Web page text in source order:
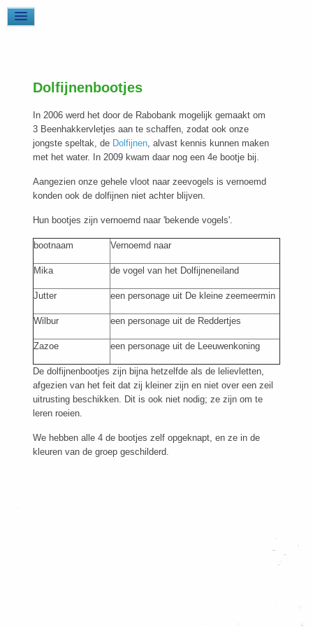
Dolfijnenbootjes
In 2006 werd het door de Rabobank mogelijk gemaakt om
3 Beenhakkervletjes aan te schaffen, zodat ook onze
jongste speltak, de Dolfijnen, alvast kennis kunnen maken
met het water. In 2009 kwam daar nog een 4e bootje bij.
Aangezien onze gehele vloot naar zeevogels is vernoemd
konden ook de dolfijnen niet achter blijven.
Hun bootjes zijn vernoemd naar 'bekende vogels'.
bootnaam Vernoemd naar
Mika de vogel van het Dolfijneneiland
Jutter een personage uit De kleine zeemeermin
Wilbur een personage uit de Reddertjes
Zazoe een personage uit de Leeuwenkoning
De dolfijnenbootjes zijn bijna hetzelfde als de lelievletten,
afgezien van het feit dat zij kleiner zijn en niet over een zeil
uitrusting beschikken. Dit is ook niet nodig; ze zijn om te
leren roeien.
We hebben alle 4 de bootjes zelf opgeknapt, en ze in de
kleuren van de groep geschilderd.